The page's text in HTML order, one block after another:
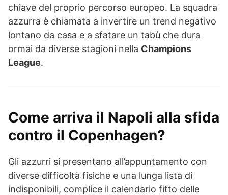
chiave del proprio percorso europeo. La squadra
azzurra è chiamata a invertire un trend negativo
lontano da casa e a sfatare un tabù che dura
ormai da diverse stagioni nella Champions
League.
Come arriva il Napoli alla sfida
contro il Copenhagen?
Gli azzurri si presentano all’appuntamento con
diverse difficoltà fisiche e una lunga lista di
indisponibili, complice il calendario fitto delle